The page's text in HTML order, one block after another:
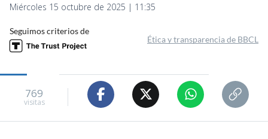
Miércoles 15 octubre de 2025 | 11:35
Seguimos criterios de
Ética y transparencia de BBCL
769
visitas